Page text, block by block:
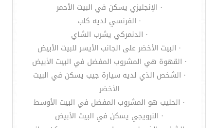
· الإنجليزي يسكن في البيت الأحمر
· الفرنسي لديه كلب
· الدنمركي يشرب الشاي
· البيت الأخضر على الجانب الأيسر للبيت الأبيض
· القهوة هي المشروب المفضل في البيت الأبيض
· الشخص الذي لديه سيارة جيب يسكن في البيت
الأخضر
· الحليب هو المشروب المفضل في البيت الأوسط
· النرويجي يسكن في البيت الأبيض